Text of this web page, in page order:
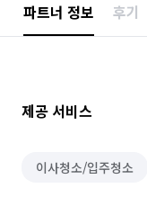
파트너 정보 후기
제공 서비스
이사청소/입주청소